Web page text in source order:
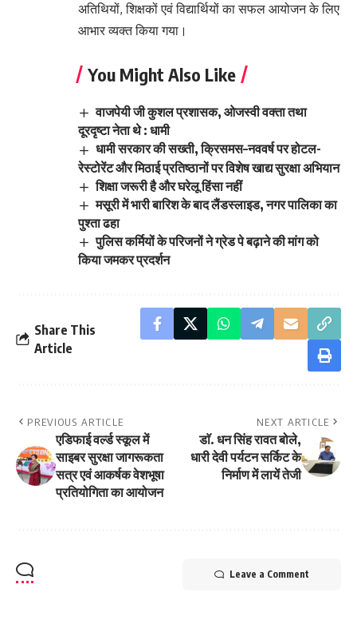
अतिथियों, शिक्षकों एवं विद्यार्थियों का सफल आयोजन के लिए
आभार व्यक्त किया गया।
You Might Also Like
वाजपेयी जी कुशल प्रशासक, ओजस्वी वक्ता तथा
दूरदृष्टा नेता थे : धामी
धामी सरकार की सख्ती, क्रिसमस–नववर्ष पर होटल-
रेस्टोरेंट और मिठाई प्रतिष्ठानों पर विशेष खाद्य सुरक्षा अभियान
शिक्षा जरूरी है और घरेलू हिंसा नहीं
मसूरी में भारी बारिश के बाद लैंडस्लाइड, नगर पालिका का
पुश्ता ढहा
पुलिस कर्मियों के परिजनों ने ग्रेड पे बढ़ाने की मांग को
किया जमकर प्रदर्शन
Share This
Article
PREVIOUS ARTICLE
एडिफाई वर्ल्ड स्कूल में
साइबर सुरक्षा जागरूकता
सत्र एवं आकर्षक वेशभूषा
प्रतियोगिता का आयोजन
NEXT ARTICLE
डाॅ. धन सिंह रावत बोले,
धारी देवी पर्यटन सर्किट के
निर्माण में लायें तेजी
Leave a Comment